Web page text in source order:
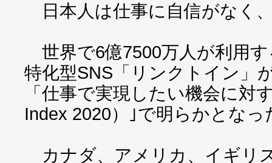
日本人は仕事に自信がなく
世界で6億7500万人が利用
特化型SNS「リンクトイン」
「仕事で実現したい機会に対
Index 2020）｣で明らかとなっ
カナダ、アメリカ、イギリ